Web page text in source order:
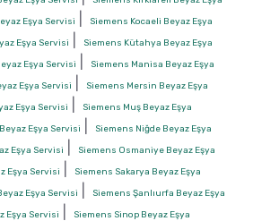
Eşya Servisi
Siemens Kocaeli Beyaz Eşya
Eşya Servisi
Siemens Kütahya Beyaz Eşya
Eşya Servisi
Siemens Manisa Beyaz Eşya
Eşya Servisi
Siemens Mersin Beyaz Eşya
Eşya Servisi
Siemens Muş Beyaz Eşya
Eşya Servisi
Siemens Niğde Beyaz Eşya
Eşya Servisi
Siemens Osmaniye Beyaz Eşya
Eşya Servisi
Siemens Sakarya Beyaz Eşya
Eşya Servisi
Siemens Şanlıurfa Beyaz Eşya
Eşya Servisi
Siemens Sinop Beyaz Eşya